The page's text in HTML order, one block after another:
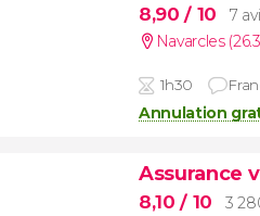
8,90/ 10
7
Navarcles
1h30
Annulation
Assurance
8,10/ 10 3